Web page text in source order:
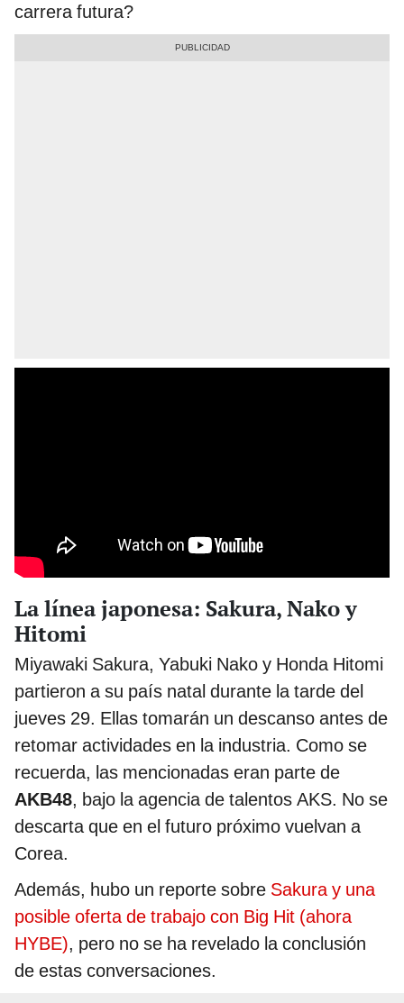
carrera futura?
La línea japonesa: Sakura, Nako y
Hitomi
Miyawaki Sakura, Yabuki Nako y Honda Hitomi
partieron a su país natal durante la tarde del
jueves 29. Ellas tomarán un descanso antes de
retomar actividades en la industria. Como se
recuerda, las mencionadas eran parte de
AKB48, bajo la agencia de talentos AKS. No se
descarta que en el futuro próximo vuelvan a
Corea.
Además, hubo un reporte sobre Sakura y una
posible oferta de trabajo con Big Hit (ahora
HYBE), pero no se ha revelado la conclusión
de estas conversaciones.